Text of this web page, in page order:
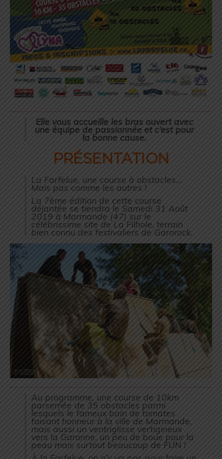
Elle vous accueille les bras ouvert avec
une équipe de passionnée et c’est pour
la bonne cause.
PRÉSENTATION
La Farfelue, une course à obstacles…
Mais pas comme les autres !
La 7ème édition de cette course
déjantée se tiendra le Samedi 31 Août
2019 à Marmande (47) sur le
célébrissime site de La Filhole, terrain
bien connu des festivaliers de Garorock.
Au programme, une course de 10km
parsemée de 35 obstacles parmi
lesquels le fameux bain de tomates
faisant honneur à la ville de Marmande,
mais aussi un ventriglisse vertigineux
vers la Garonne, un peu de boue pour la
peau mais surtout beaucoup de FUN !